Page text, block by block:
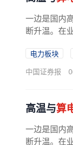
一边是国内
断升温。在
电力板块
中国证券报
高温与算
一边是国内
断升温。在